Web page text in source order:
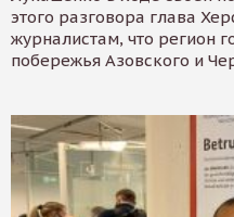
этого разговора глава
журналистам, что регион
побережья Азовского и